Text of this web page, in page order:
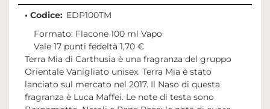
• Codice: EDP100TM
Formato: Flacone 100 ml Vapo
Vale 17 punti fedeltà 1,70 €
Terra Mia di Carthusia è una fragranza del gruppo
Orientale Vanigliato unisex. Terra Mia è stato
lanciato sul mercato nel 2017. Il Naso di questa
fragranza è Luca Maffei. Le note di testa sono